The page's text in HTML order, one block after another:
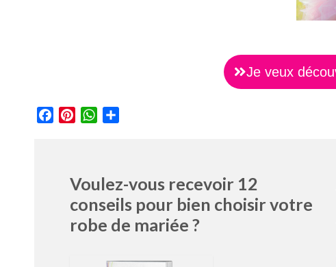
Je veux
FacebookPinterestWhatsApp
Voulez-vous recevoir 12
conseils pour bien choisir votre
robe de mariée ?